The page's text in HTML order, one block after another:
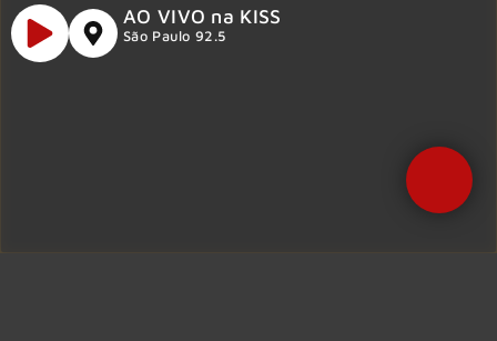
AO VIVO na KISS
São Paulo 92.5